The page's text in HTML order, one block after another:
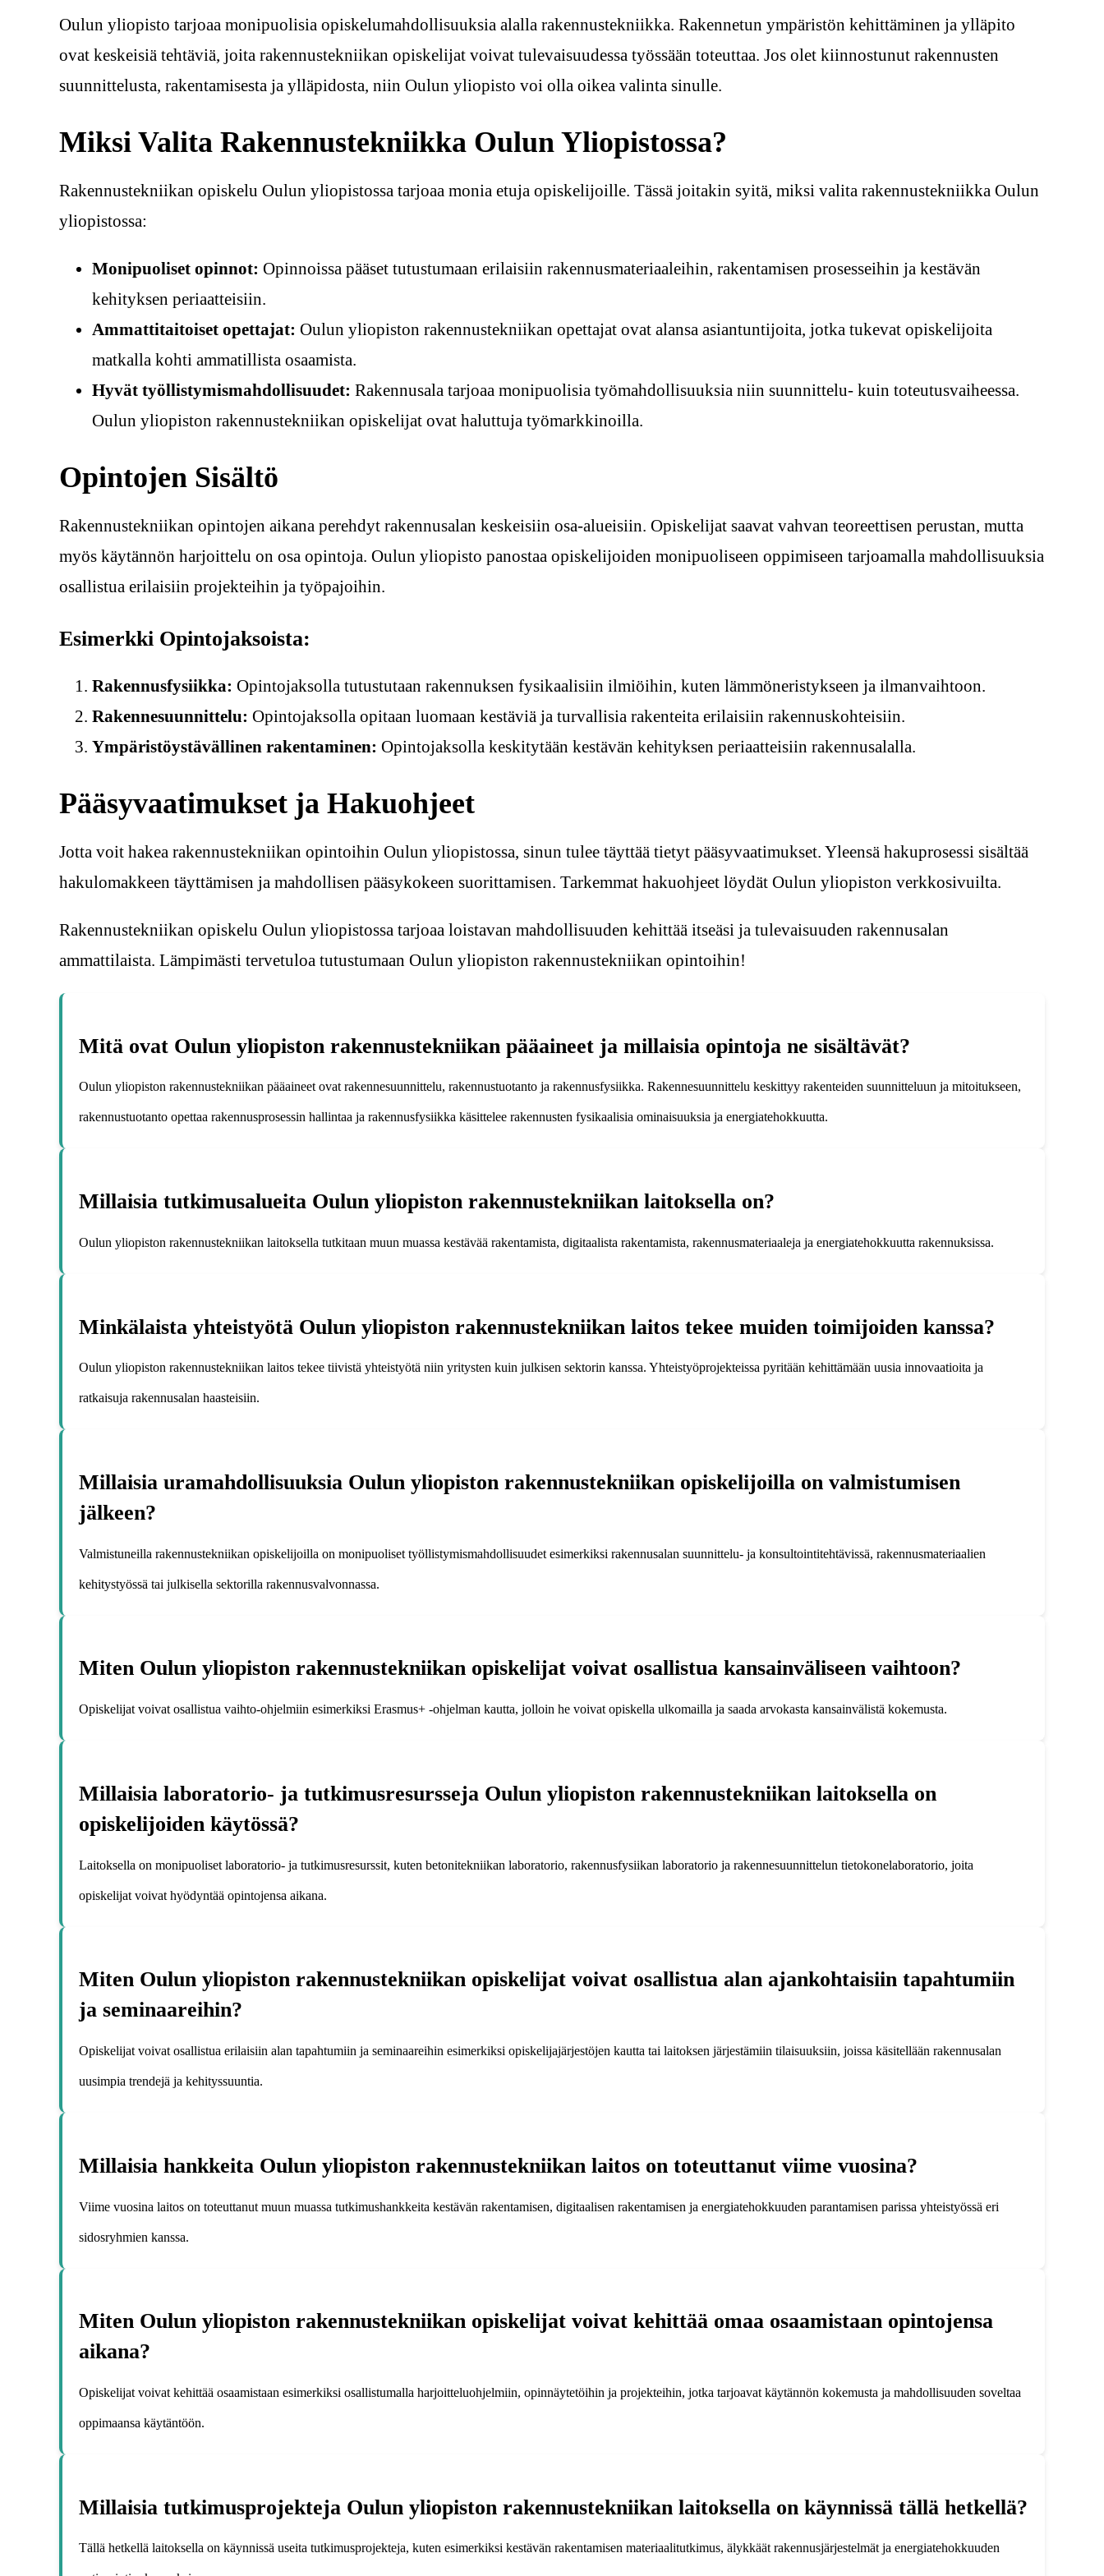
Oulun yliopisto tarjoaa monipuolisia opiskelumahdollisuuksia alalla rakennustekniikka. Rakennetun ympäristön kehittäminen ja ylläpito
ovat keskeisiä tehtäviä, joita rakennustekniikan opiskelijat voivat tulevaisuudessa työssään toteuttaa. Jos olet kiinnostunut rakennusten
suunnittelusta, rakentamisesta ja ylläpidosta, niin Oulun yliopisto voi olla oikea valinta sinulle.
Miksi Valita Rakennustekniikka Oulun Yliopistossa?
Rakennustekniikan opiskelu Oulun yliopistossa tarjoaa monia etuja opiskelijoille. Tässä joitakin syitä, miksi valita rakennustekniikka Oulun
yliopistossa:
Monipuoliset opinnot: Opinnoissa pääset tutustumaan erilaisiin rakennusmateriaaleihin, rakentamisen prosesseihin ja kestävän
kehityksen periaatteisiin.
Ammattitaitoiset opettajat: Oulun yliopiston rakennustekniikan opettajat ovat alansa asiantuntijoita, jotka tukevat opiskelijoita
matkalla kohti ammatillista osaamista.
Hyvät työllistymismahdollisuudet: Rakennusala tarjoaa monipuolisia työmahdollisuuksia niin suunnittelu- kuin toteutusvaiheessa.
Oulun yliopiston rakennustekniikan opiskelijat ovat haluttuja työmarkkinoilla.
Opintojen Sisältö
Rakennustekniikan opintojen aikana perehdyt rakennusalan keskeisiin osa-alueisiin. Opiskelijat saavat vahvan teoreettisen perustan, mutta
myös käytännön harjoittelu on osa opintoja. Oulun yliopisto panostaa opiskelijoiden monipuoliseen oppimiseen tarjoamalla mahdollisuuksia
osallistua erilaisiin projekteihin ja työpajoihin.
Esimerkki Opintojaksoista:
Rakennusfysiikka: Opintojaksolla tutustutaan rakennuksen fysikaalisiin ilmiöihin, kuten lämmöneristykseen ja ilmanvaihtoon.
Rakennesuunnittelu: Opintojaksolla opitaan luomaan kestäviä ja turvallisia rakenteita erilaisiin rakennuskohteisiin.
Ympäristöystävällinen rakentaminen: Opintojaksolla keskitytään kestävän kehityksen periaatteisiin rakennusalalla.
Pääsyvaatimukset ja Hakuohjeet
Jotta voit hakea rakennustekniikan opintoihin Oulun yliopistossa, sinun tulee täyttää tietyt pääsyvaatimukset. Yleensä hakuprosessi sisältää
hakulomakkeen täyttämisen ja mahdollisen pääsykokeen suorittamisen. Tarkemmat hakuohjeet löydät Oulun yliopiston verkkosivuilta.
Rakennustekniikan opiskelu Oulun yliopistossa tarjoaa loistavan mahdollisuuden kehittää itseäsi ja tulevaisuuden rakennusalan
ammattilaista. Lämpimästi tervetuloa tutustumaan Oulun yliopiston rakennustekniikan opintoihin!
Mitä ovat Oulun yliopiston rakennustekniikan pääaineet ja millaisia opintoja ne sisältävät?
Oulun yliopiston rakennustekniikan pääaineet ovat rakennesuunnittelu, rakennustuotanto ja rakennusfysiikka. Rakennesuunnittelu keskittyy rakenteiden suunnitteluun ja mitoitukseen,
rakennustuotanto opettaa rakennusprosessin hallintaa ja rakennusfysiikka käsittelee rakennusten fysikaalisia ominaisuuksia ja energiatehokkuutta.
Millaisia tutkimusalueita Oulun yliopiston rakennustekniikan laitoksella on?
Oulun yliopiston rakennustekniikan laitoksella tutkitaan muun muassa kestävää rakentamista, digitaalista rakentamista, rakennusmateriaaleja ja energiatehokkuutta rakennuksissa.
Minkälaista yhteistyötä Oulun yliopiston rakennustekniikan laitos tekee muiden toimijoiden kanssa?
Oulun yliopiston rakennustekniikan laitos tekee tiivistä yhteistyötä niin yritysten kuin julkisen sektorin kanssa. Yhteistyöprojekteissa pyritään kehittämään uusia innovaatioita ja
ratkaisuja rakennusalan haasteisiin.
Millaisia uramahdollisuuksia Oulun yliopiston rakennustekniikan opiskelijoilla on valmistumisen
jälkeen?
Valmistuneilla rakennustekniikan opiskelijoilla on monipuoliset työllistymismahdollisuudet esimerkiksi rakennusalan suunnittelu- ja konsultointitehtävissä, rakennusmateriaalien
kehitystyössä tai julkisella sektorilla rakennusvalvonnassa.
Miten Oulun yliopiston rakennustekniikan opiskelijat voivat osallistua kansainväliseen vaihtoon?
Opiskelijat voivat osallistua vaihto-ohjelmiin esimerkiksi Erasmus+ -ohjelman kautta, jolloin he voivat opiskella ulkomailla ja saada arvokasta kansainvälistä kokemusta.
Millaisia laboratorio- ja tutkimusresursseja Oulun yliopiston rakennustekniikan laitoksella on
opiskelijoiden käytössä?
Laitoksella on monipuoliset laboratorio- ja tutkimusresurssit, kuten betonitekniikan laboratorio, rakennusfysiikan laboratorio ja rakennesuunnittelun tietokonelaboratorio, joita
opiskelijat voivat hyödyntää opintojensa aikana.
Miten Oulun yliopiston rakennustekniikan opiskelijat voivat osallistua alan ajankohtaisiin tapahtumiin
ja seminaareihin?
Opiskelijat voivat osallistua erilaisiin alan tapahtumiin ja seminaareihin esimerkiksi opiskelijajärjestöjen kautta tai laitoksen järjestämiin tilaisuuksiin, joissa käsitellään rakennusalan
uusimpia trendejä ja kehityssuuntia.
Millaisia hankkeita Oulun yliopiston rakennustekniikan laitos on toteuttanut viime vuosina?
Viime vuosina laitos on toteuttanut muun muassa tutkimushankkeita kestävän rakentamisen, digitaalisen rakentamisen ja energiatehokkuuden parantamisen parissa yhteistyössä eri
sidosryhmien kanssa.
Miten Oulun yliopiston rakennustekniikan opiskelijat voivat kehittää omaa osaamistaan opintojensa
aikana?
Opiskelijat voivat kehittää osaamistaan esimerkiksi osallistumalla harjoitteluohjelmiin, opinnäytetöihin ja projekteihin, jotka tarjoavat käytännön kokemusta ja mahdollisuuden soveltaa
oppimaansa käytäntöön.
Millaisia tutkimusprojekteja Oulun yliopiston rakennustekniikan laitoksella on käynnissä tällä hetkellä?
Tällä hetkellä laitoksella on käynnissä useita tutkimusprojekteja, kuten esimerkiksi kestävän rakentamisen materiaalitutkimus, älykkäät rakennusjärjestelmät ja energiatehokkuuden